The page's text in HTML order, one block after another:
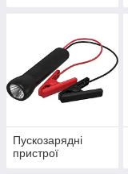
Пускозарядні
пристрої